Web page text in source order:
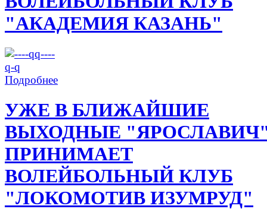
"АКАДЕМИЯ КАЗАНЬ"
Подробнее
УЖЕ В БЛИЖАЙШИЕ
ВЫХОДНЫЕ
ПРИНИМАЕТ
ВОЛЕЙБОЛЬНЫЙ КЛУБ
"ЛОКОМОТИВ ИЗУМРУД"